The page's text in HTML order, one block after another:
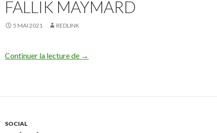
FALLIK MAYMARD
5 MAI 2021 REDLINK
Continuer la lecture de « Nullité du licenciement et accident du
→
SOCIAL